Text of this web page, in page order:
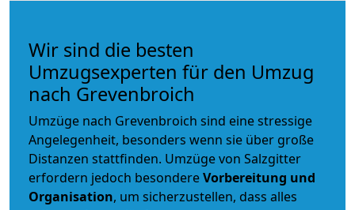
Wir sind die besten
Umzugsexperten für den Umzug
nach Grevenbroich
Umzüge nach Grevenbroich sind eine stressige
Angelegenheit, besonders wenn sie über große
Distanzen stattfinden. Umzüge von Salzgitter
erfordern jedoch besondereVorbereitung und
Organisation, um sicherzustellen, dass alles